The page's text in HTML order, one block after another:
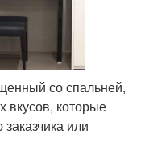
со спальней,
вкусов, которые
или